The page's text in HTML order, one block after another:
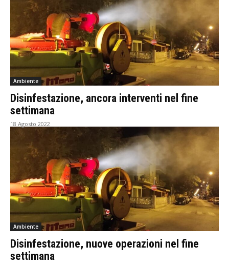
Ambiente
Disinfestazione, ancora interventi nel fine
settimana
18 Agosto 2022
Ambiente
Disinfestazione, nuove operazioni nel fine
settimana